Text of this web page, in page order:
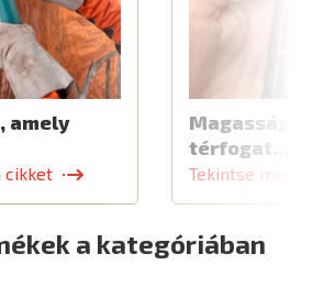
amely
cikket
Magasság,
térfogat...
Tekintse meg a
a kategóriában